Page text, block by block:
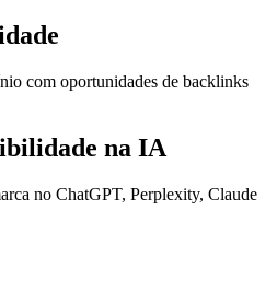
com oportunidades de backlinks
na IA
no ChatGPT, Perplexity, Claude